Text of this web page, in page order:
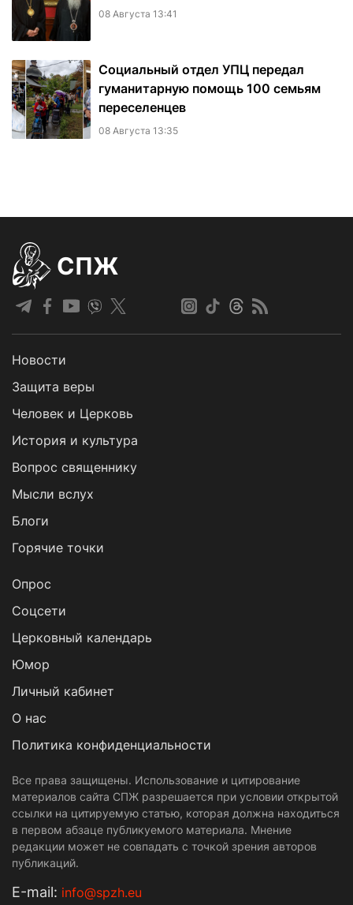
08 Августа 13:41
Социальный отдел УПЦ передал
гуманитарную помощь 100 семьям
переселенцев
08 Августа 13:35
СПЖ
Новости
Защита веры
Человек и Церковь
История и культура
Вопрос священнику
Мысли вслух
Блоги
Горячие точки
Опрос
Cоцсети
Церковный календарь
Юмор
Личный кабинет
О нас
Политика конфиденциальности
Все права защищены. Использование и цитирование
материалов сайта СПЖ разрешается при условии открытой
ссылки на цитируемую статью, которая должна находиться
в первом абзаце публикуемого материала. Мнение
редакции может не совпадать с точкой зрения авторов
публикаций.
Е-mail: info@spzh.eu